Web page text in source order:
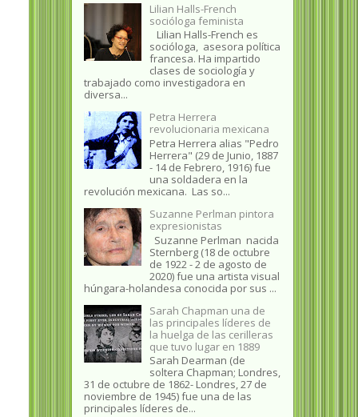
Lilian Halls-French
socióloga feminista
Lilian Halls-French es
socióloga, asesora política
francesa. Ha impartido
clases de sociología y
trabajado como investigadora en
diversa...
Petra Herrera
revolucionaria mexicana
Petra Herrera alias "Pedro
Herrera" (29 de Junio, 1887
- 14 de Febrero, 1916) fue
una soldadera en la
revolución mexicana. Las so...
Suzanne Perlman pintora
expresionistas
Suzanne Perlman nacida
Sternberg (18 de octubre
de 1922 - 2 de agosto de
2020) fue una artista visual
húngara-holandesa conocida por sus ...
Sarah Chapman una de
las principales líderes de
la huelga de las cerilleras
que tuvo lugar en 1889
Sarah Dearman (de
soltera Chapman; Londres,
31 de octubre de 1862​- Londres, 27 de
noviembre de 1945)​ fue una de las
principales líderes de...